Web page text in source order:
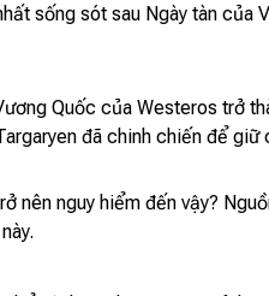
sống sót sau Ngày tàn của
Quốc của Westeros trở
đã chinh chiến để giữ
nên nguy hiểm đến vậy?